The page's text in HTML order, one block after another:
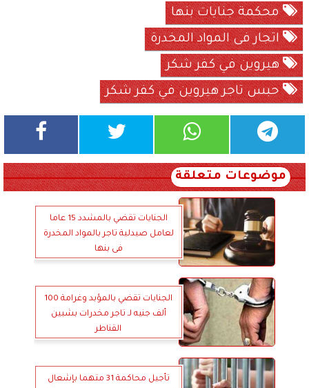
محكمة جنايات بنها
اتجار فى المواد المخدرة
هيروين في كفر شكر
حبس تاجر هيروين في كفر شكر
موضوعات متعلقة
الجنايات تقضي بالمشدد 15 عاما
لعامل صيدلية تاجر بالمواد المخدرة
فى بنها
الجنايات تقضي بالمؤبد وغرامة 100
ألف جنيه لـ تاجر مخدرات بشبين
القناطر
تأجيل محاكمة 31 متهما بإشعال